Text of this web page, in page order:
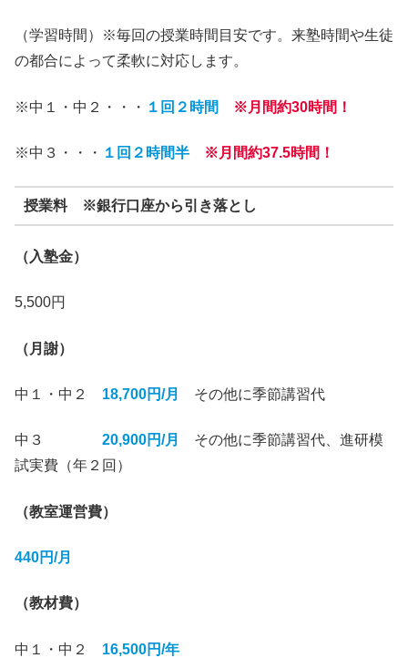
（学習時間）※毎回の授業時間目安です。来塾時間や生徒
の都合によって柔軟に対応します。
※中１・中２・・・ １回２時間 ※月間約30時間！
※中３・・・ １回２時間半 ※月間約37.5時間！
授業料 ※銀行口座から引き落とし
（入塾金）
5,500円
（月謝）
中１・中２ 18,700円/月 その他に季節講習代
中３ 20,900円/月
その他に季節講習代、進研模
試実費（年２回）
（教室運営費）
440円/月
（教材費）
中１・中２ 16,500円/年